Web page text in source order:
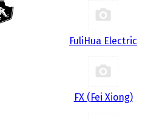
FuliHua Electric
FX (Fei Xiong)